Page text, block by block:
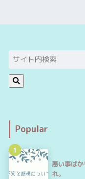
Popular
1
悪い事ば
れ。